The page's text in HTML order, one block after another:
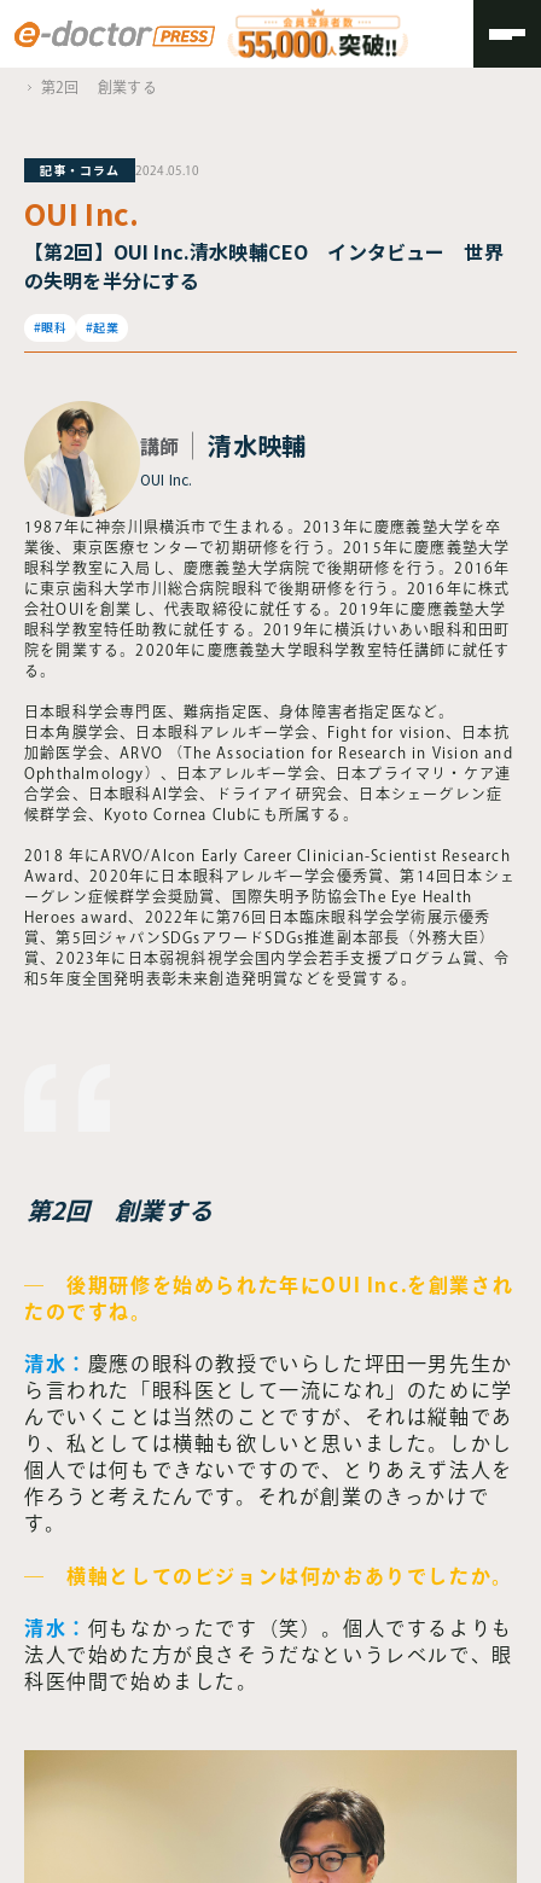
TOP
第2回 創業する
記事・コラム 2024.05.10
OUI Inc.
【第2回】OUI Inc.清水映輔CEO インタビュー 世界
の失明を半分にする
#眼科 #起業
講師 清水映輔
OUI Inc.
1987年に神奈川県横浜市で生まれる。2013年に慶應義塾大学を卒
業後、東京医療センターで初期研修を行う。2015年に慶應義塾大学
眼科学教室に入局し、慶應義塾大学病院で後期研修を行う。2016年
に東京歯科大学市川総合病院眼科で後期研修を行う。2016年に株式
会社OUIを創業し、代表取締役に就任する。2019年に慶應義塾大学
眼科学教室特任助教に就任する。2019年に横浜けいあい眼科和田町
院を開業する。2020年に慶應義塾大学眼科学教室特任講師に就任す
る。
日本眼科学会専門医、難病指定医、身体障害者指定医など。
日本角膜学会、日本眼科アレルギー学会、Fight for vision、日本抗
加齢医学会、ARVO （The Association for Research in Vision and
Ophthalmology）、日本アレルギー学会、日本プライマリ・ケア連
合学会、日本眼科AI学会、ドライアイ研究会、日本シェーグレン症
候群学会、Kyoto Cornea Clubにも所属する。
2018 年にARVO/Alcon Early Career Clinician-Scientist Research
Award、2020年に日本眼科アレルギー学会優秀賞、第14回日本シェ
ーグレン症候群学会奨励賞、国際失明予防協会The Eye Health
Heroes award、2022年に第76回日本臨床眼科学会学術展示優秀
賞、第5回ジャパンSDGsアワードSDGs推進副本部長（外務大臣）
賞、2023年に日本弱視斜視学会国内学会若手支援プログラム賞、令
和5年度全国発明表彰未来創造発明賞などを受賞する。
第2回 創業する
― 後期研修を始められた年にOUI Inc.を創業され
たのですね。
清水： 慶應の眼科の教授でいらした坪田一男先生か
ら言われた「眼科医として一流になれ」のために学
んでいくことは当然のことですが、それは縦軸であ
り、私としては横軸も欲しいと思いました。しかし
個人では何もできないですので、とりあえず法人を
作ろうと考えたんです。それが創業のきっかけで
す。
― 横軸としてのビジョンは何かおありでしたか。
清水： 何もなかったです（笑）。個人でするよりも
法人で始めた方が良さそうだなというレベルで、眼
科医仲間で始めました。